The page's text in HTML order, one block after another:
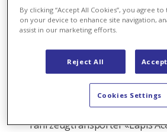
Entwicklung von Infrastruktur
Dienstleistungen für alternative
Schiffskraftstoffe in Spanien.
Darum geht’s:
Axpo hat in Barcelona ihre
Betankung abgeschlossen.
vom Bunkerboot «Green Pearl»
Fahrzeugtransporter «Lapis
By clicking “Accept All Cookies”, you agree
on your device to enhance site navigation,
assist in our marketing efforts.
Reject All
Cookies Settings